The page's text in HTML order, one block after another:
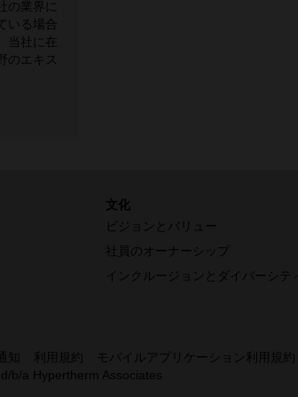
の業界に
いる場合
当社に在
のエキス
文化
ビジョンとバリュー
社員のオーナーシップ
インクルージョンとダイバーシティ
知 利用規約 モバイルアプリケーション利用規約
b/a Hypertherm Associates